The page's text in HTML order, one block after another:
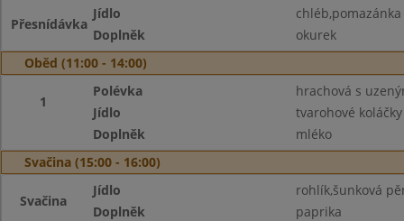
Přesnídávka
Jídlo
Doplněk
okurek
Oběd (11:00 - 14:00)
1
Polévka
hrachová s
Jídlo
tvarohové koláčky
Doplněk
mléko
Svačina (15:00 - 16:00)
Svačina
Jídlo
rohlík,šunková
Doplněk
paprika